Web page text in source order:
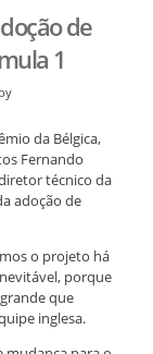
de
1
by
da Bélgica,
Fernando
técnico da
adoção de
o projeto há
porque
que
inglesa.